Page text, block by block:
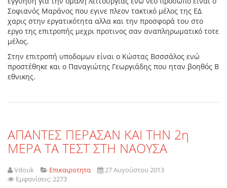
Σοφιανός Μαράνος που εγινε πλεον τακτικό μέλος της ΕΔ
χαρις στην εργατικότητα αλλα και την προσφορά του στο
εργο της επιτροπής μεχρι προτινος σαν αναπληρωματικό τοτε
μέλος.
Στην επιτροπή υποδομων είναι ο Κώστας Βσσσάλος ενώ
προστέθηκε και ο Παναγιώτης Γεωργιάδης που ηταν βοηθός Β
εθνικης.
ΑΠΑΝΤΕΣ ΠΕΡΑΣΑΝ ΚΑΙ ΤΗΝ 2η
ΜΕΡΑ ΤΑ ΤΕΣΤ ΣΤΗ ΝΑΟΥΣΑ
Vdouk Επικαιροτητα
27 Αυγούστου 2013
Εμφανίσεις: 2273